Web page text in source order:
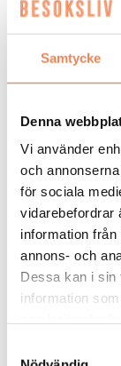
Samtycke
Denna
Vi använder
och
för sociala
vidarebefordrar
information
annons- och
Dessa kan i sin
information
Karriär:
tolv år inom
Stockholm
Skogshem &
På fritiden:
hänger jag
dryck, att gå
KARRIÄR |